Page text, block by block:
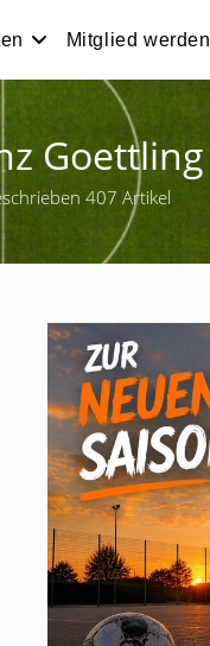
Mitglied werden
Goettling
407 Artikel